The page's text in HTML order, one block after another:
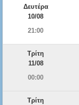
Δευτέρα
10/08
21:00
Τρίτη
11/08
00:00
Τρίτη